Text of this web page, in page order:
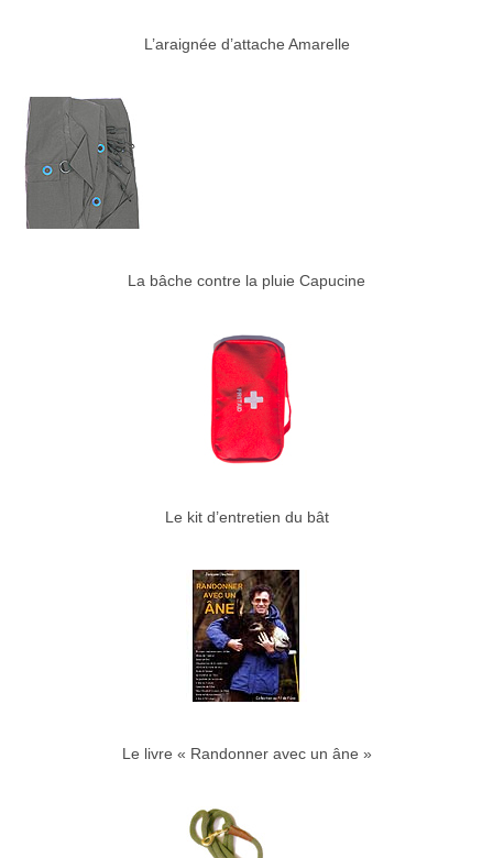
L’araignée d’attache Amarelle
La bâche contre la pluie Capucine
Le kit d’entretien du bât
Le livre « Randonner avec un âne »